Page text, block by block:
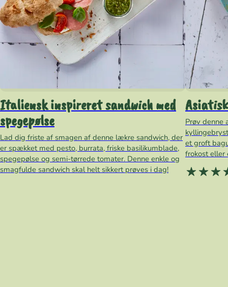
Italiensk inspireret sandwich med
spegepølse
Lad dig friste af smagen af denne lækre sandwich, der
er spækket med pesto, burrata, friske basilikumblade,
spegepølse og semi-tørrede tomater. Denne enkle og
smagfulde sandwich skal helt sikkert prøves i dag!
Prøv denne
et groft
frokost eller